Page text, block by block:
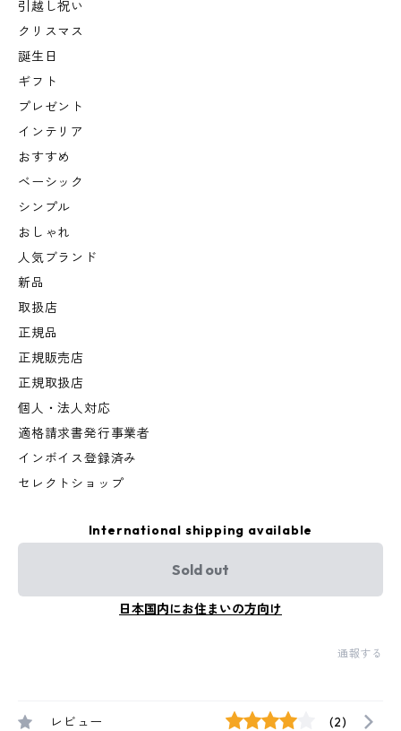
引越し祝い
クリスマス
誕生日
ギフト
プレゼント
インテリア
おすすめ
ベーシック
シンプル
おしゃれ
人気ブランド
新品
取扱店
正規品
正規販売店
正規取扱店
個人・法人対応
適格請求書発行事業者
インボイス登録済み
セレクトショップ
International shipping available
Sold out
日本国内にお住まいの方向け
通報する
レビュー (2)